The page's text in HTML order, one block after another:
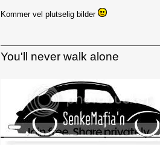
Kommer vel plutselig bilder
You'll never walk alone